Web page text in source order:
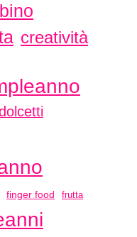
creatività
finger food frutta